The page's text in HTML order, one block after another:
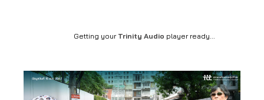
Getting your Trinity Audio player ready...